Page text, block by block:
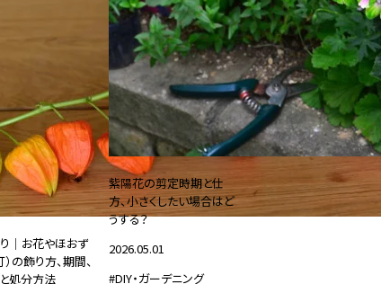
｜お花やほおず
）の飾り方、期間、
処分方法
紫陽花の剪定時期と仕
方、小さくしたい場合はど
うする？
2026.05.01
#DIY・ガーデニング